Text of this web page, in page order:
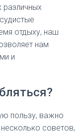
отдыху, наш
нам
и
пользу, важно
советов,